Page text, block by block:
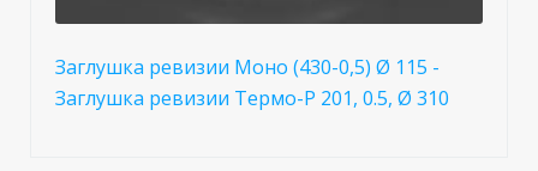
Заглушка ревизии Моно (430-0,5) Ø 115 -
Заглушка ревизии Термо-Р 201, 0.5, Ø 310